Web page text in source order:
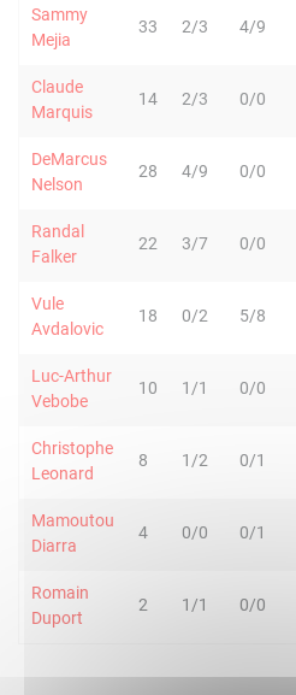
Sammy
Mejia
33 2/3 4/9
Claude
Marquis
14 2/3 0/0
DeMarcus
Nelson
28 4/9 0/0
Randal
Falker
22 3/7 0/0
Vule
Avdalovic
18 0/2 5/8
Luc-Arthur
Vebobe
10 1/1 0/0
Christophe
Leonard
8 1/2 0/1
Mamoutou
Diarra
4 0/0 0/1
Romain
Duport
2 1/1 0/0